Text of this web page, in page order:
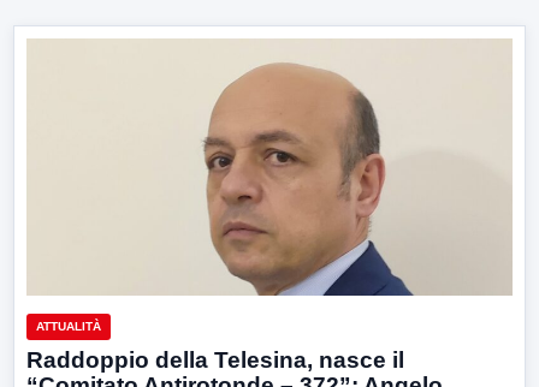
ATTUALITÀ
Raddoppio della Telesina, nasce il